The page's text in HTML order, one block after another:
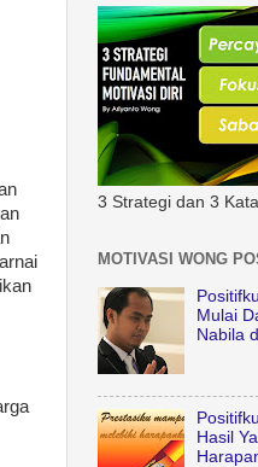
3 Strategi dan 3
MOTIVASI WONG
Mulai
Nabila
Hasil